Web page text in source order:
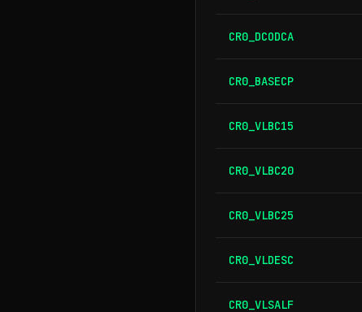
CR0_DCODCA
CR0_BASECP
CR0_VLBC15
CR0_VLBC20
CR0_VLBC25
CR0_VLDESC
CR0_VLSALF